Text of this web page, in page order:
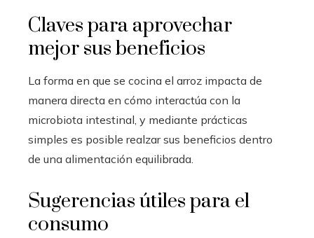
Claves para aprovechar
mejor sus beneficios
La forma en que se cocina el arroz impacta de
manera directa en cómo interactúa con la
microbiota intestinal, y mediante prácticas
simples es posible realzar sus beneficios dentro
de una alimentación equilibrada.
Sugerencias útiles para el
consumo